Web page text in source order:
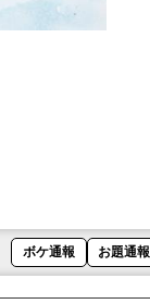
ボケ通報 お題通報